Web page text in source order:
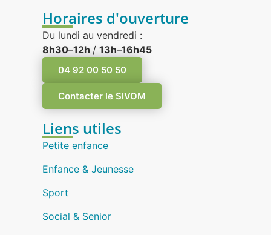
Horaires d'ouverture
Du lundi au vendredi :
8h30–12h / 13h–16h45
04 92 00 50 50
Contacter le SIVOM
Liens utiles
Petite enfance
Enfance & Jeunesse
Sport
Social & Senior